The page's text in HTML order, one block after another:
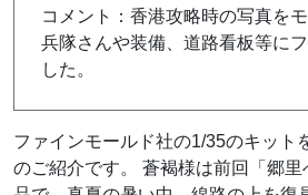
コメント：香港攻略時の写真を
兵隊さんや装備、道路看板等に
した。
ファインモールド社の1/35のキット
のご紹介です。 蒼褐様は前回「郷